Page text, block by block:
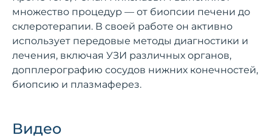
множество процедур — от биопсии печени до
склеротерапии. В своей работе он активно
использует передовые методы диагностики и
лечения, включая УЗИ различных органов,
допплерографию сосудов нижних конечностей,
биопсию и плазмаферез.
Видео